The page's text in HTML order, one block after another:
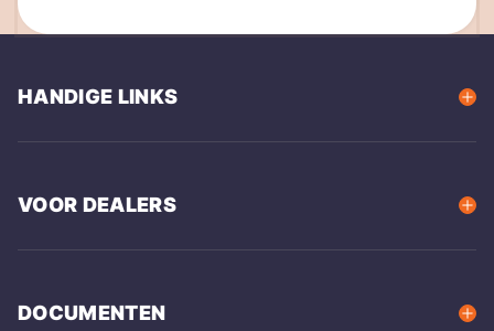
HANDIGE LINKS
VOOR DEALERS
DOCUMENTEN